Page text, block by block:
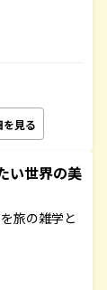
を見る
い世界の美
旅の雑学と